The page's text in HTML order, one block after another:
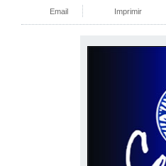
Email Imprimir